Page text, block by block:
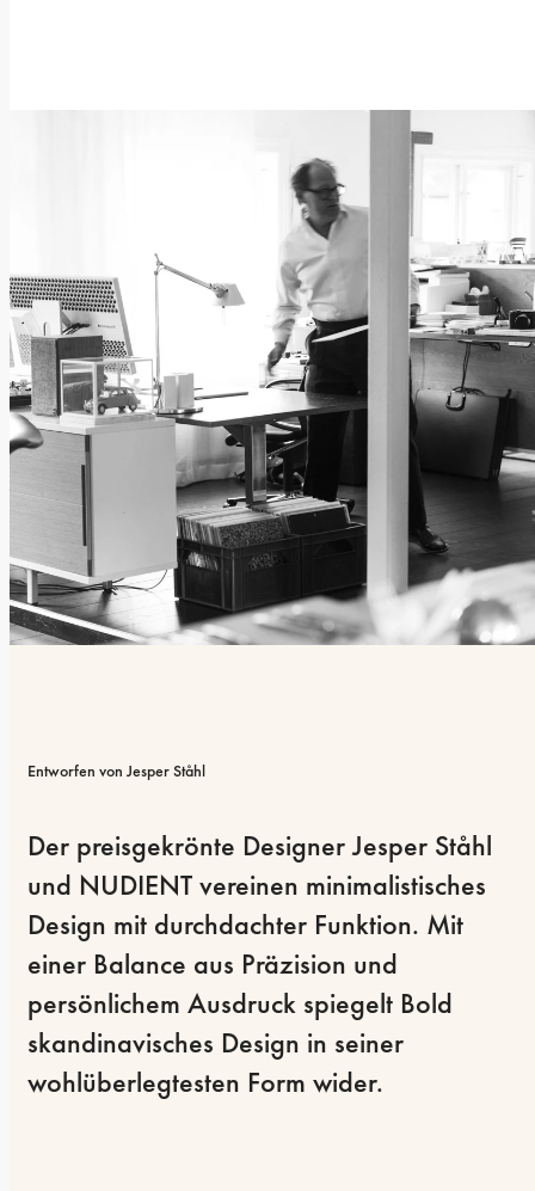
Entworfen von Jesper Ståhl
Der preisgekrönte Designer Jesper Ståhl
und NUDIENT vereinen minimalistisches
Design mit durchdachter Funktion. Mit
einer Balance aus Präzision und
persönlichem Ausdruck spiegelt Bold
skandinavisches Design in seiner
wohlüberlegtesten Form wider.